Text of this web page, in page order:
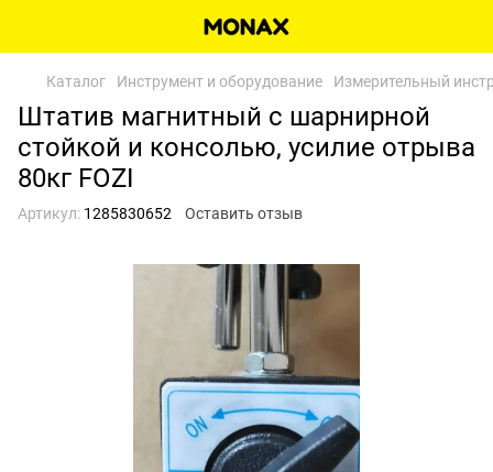
Каталог Инструмент и оборудование Измерительный
Штатив магнитный с шарнирной
стойкой и консолью, усилие отрыва
80кг FOZI
Артикул: 1285830652 Оставить отзыв